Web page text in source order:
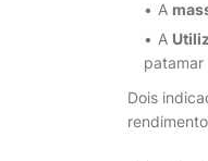
A
A
patamar
Dois